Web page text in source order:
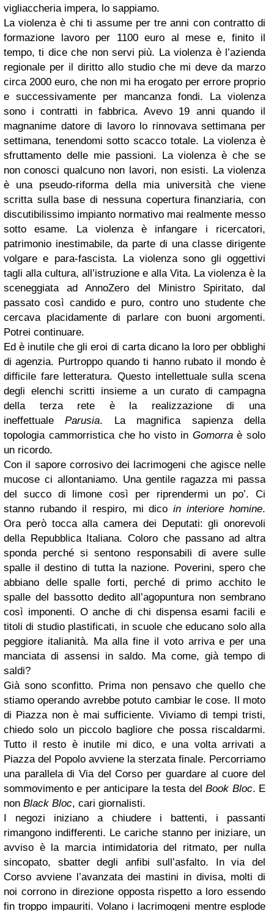
vigliaccheria impera, lo sappiamo.
La violenza è chi ti assume per tre anni con contratto di
formazione lavoro per 1100 euro al mese e, finito il
tempo, ti dice che non servi più. La violenza è l’azienda
regionale per il diritto allo studio che mi deve da marzo
circa 2000 euro, che non mi ha erogato per errore proprio
e successivamente per mancanza fondi. La violenza
sono i contratti in fabbrica. Avevo 19 anni quando il
magnanime datore di lavoro lo rinnovava settimana per
settimana, tenendomi sotto scacco totale. La violenza è
sfruttamento delle mie passioni. La violenza è che se
non conosci qualcuno non lavori, non esisti. La violenza
è una pseudo-riforma della mia università che viene
scritta sulla base di nessuna copertura finanziaria, con
discutibilissimo impianto normativo mai realmente messo
sotto esame. La violenza è infangare i ricercatori,
patrimonio inestimabile, da parte di una classe dirigente
volgare e para-fascista. La violenza sono gli oggettivi
tagli alla cultura, all’istruzione e alla Vita. La violenza è la
sceneggiata ad AnnoZero del Ministro Spiritato, dal
passato così candido e puro, contro uno studente che
cercava placidamente di parlare con buoni argomenti.
Potrei continuare.
Ed è inutile che gli eroi di carta dicano la loro per obblighi
di agenzia. Purtroppo quando ti hanno rubato il mondo è
difficile fare letteratura. Questo intellettuale sulla scena
degli elenchi scritti insieme a un curato di campagna
della terza rete è la realizzazione di una
ineffettualeParusia. La magnifica sapienza della
topologia cammorristica che ho visto in Gomorraè solo
un ricordo.
Con il sapore corrosivo dei lacrimogeni che agisce nelle
mucose ci allontaniamo. Una gentile ragazza mi passa
del succo di limone così per riprendermi un po’. Ci
stanno rubando il respiro, mi dicoin interiore homine.
Ora però tocca alla camera dei Deputati: gli onorevoli
della Repubblica Italiana. Coloro che passano ad altra
sponda perché si sentono responsabili di avere sulle
spalle il destino di tutta la nazione. Poverini, spero che
abbiano delle spalle forti, perché di primo acchito le
spalle del bassotto dedito all’agopuntura non sembrano
così imponenti. O anche di chi dispensa esami facili e
titoli di studio plastificati, in scuole che educano solo alla
peggiore italianità. Ma alla fine il voto arriva e per una
manciata di assensi in saldo. Ma come, già tempo di
saldi?
Già sono sconfitto. Prima non pensavo che quello che
stiamo operando avrebbe potuto cambiar le cose. Il moto
di Piazza non è mai sufficiente. Viviamo di tempi tristi,
chiedo solo un piccolo bagliore che possa riscaldarmi.
Tutto il resto è inutile mi dico, e una volta arrivati a
Piazza del Popolo avviene la sterzata finale. Percorriamo
una parallela di Via del Corso per guardare al cuore del
sommovimento e per anticipare la testa delBook Bloc. E
non Black Bloc, cari giornalisti.
I negozi iniziano a chiudere i battenti, i passanti
rimangono indifferenti. Le cariche stanno per iniziare, un
avviso è la marcia intimidatoria del ritmato, per nulla
sincopato, sbatter degli anfibi sull’asfalto. In via del
Corso avviene l’avanzata dei mastini in divisa, molti di
noi corrono in direzione opposta rispetto a loro essendo
fin troppo impauriti. Volano i lacrimogeni mentre esplode